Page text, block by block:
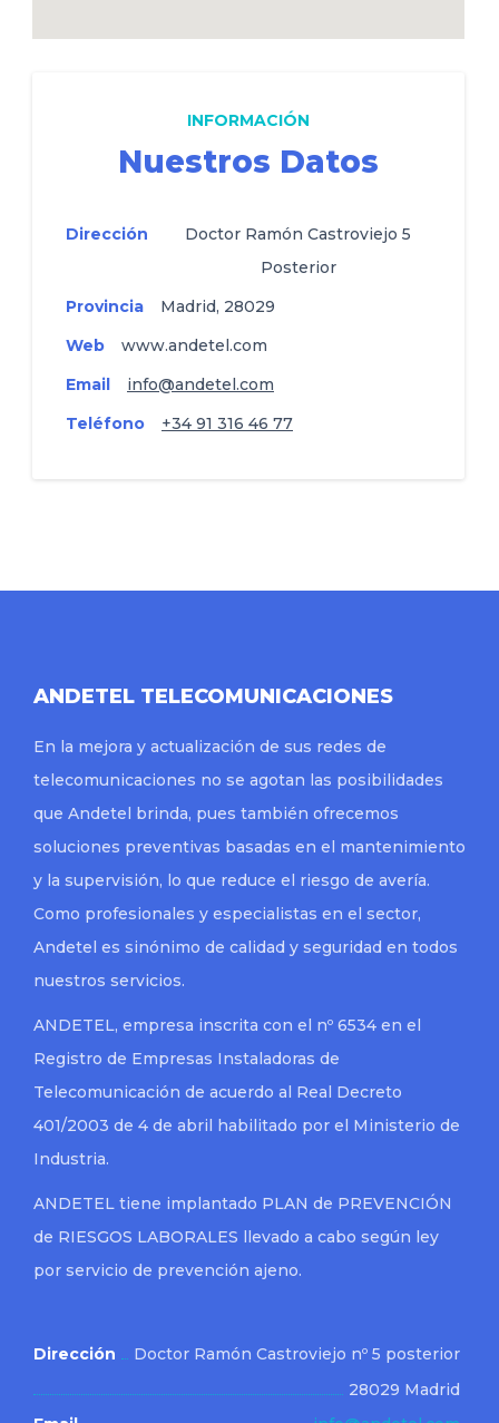
Nuestros Datos
INFORMACIÓN
Dirección
Doctor Ramón Castroviejo 5
Posterior
Provincia
Madrid, 28029
Web
www.andetel.com
Email
info@andetel.com
Teléfono
+34 91 316 46 77
ANDETEL TELECOMUNICACIONES
En la mejora y actualización de sus redes de
telecomunicaciones no se agotan las posibilidades
que Andetel brinda, pues también ofrecemos
soluciones preventivas basadas en el mantenimiento
y la supervisión, lo que reduce el riesgo de avería.
Como profesionales y especialistas en el sector,
Andetel es sinónimo de calidad y seguridad en todos
nuestros servicios.
ANDETEL, empresa inscrita con el nº 6534 en el
Registro de Empresas Instaladoras de
Telecomunicación de acuerdo al Real Decreto
401/2003 de 4 de abril habilitado por el Ministerio de
Industria.
ANDETEL tiene implantado PLAN de PREVENCIÓN
de RIESGOS LABORALES llevado a cabo según ley
por servicio de prevención ajeno.
Dirección
Doctor Ramón Castroviejo nº 5 posterior
28029 Madrid